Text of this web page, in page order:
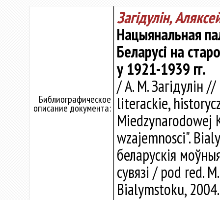
Библиографическое
описание документа:
Загідулін,
Нацыянальная
Беларусі на
у 1921-1939 гг.
/ А. М. Загідулін
literackie,
Miedzynarodowej
wzajemnosci".
беларускія
сувязі / pod red.
Bialymstoku,